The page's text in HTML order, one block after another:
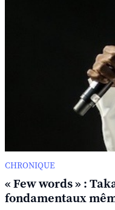
CHRONIQUE
« Few words » :
fondamentaux